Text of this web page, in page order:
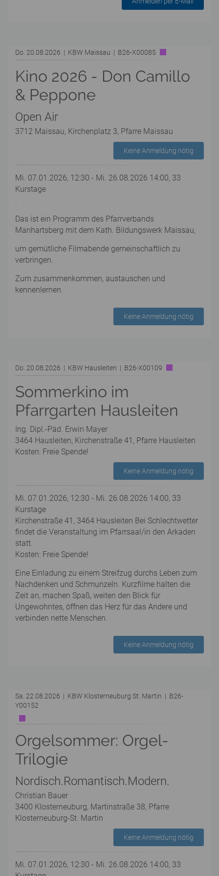
Do. 20.08.2026 | KBW Maissau | B26-X00085
Kino 2026 - Don Camillo
& Peppone
Open Air
3712 Maissau, Kirchenplatz 3, Pfarre Maissau
Keine Anmeldung nötig
Mi. 07.01.2026, 12:30 - Mi. 26.08.2026 14:00, 33
Kurstage
.
Das ist ein Programm des Pfarrverbands
Manhartsberg mit dem Kath. Bildungswerk Maissau,
um gemütliche Filmabende gemeinschaftlich zu
verbringen.
Zum zusammenkommen, austauschen und
kennenlernen.
Keine Anmeldung nötig
Do. 20.08.2026 | KBW Hausleiten | B26-X00109
Sommerkino im
Pfarrgarten Hausleiten
Ing. Dipl.-Päd. Erwin Mayer
3464 Hausleiten, Kirchenstraße 41, Pfarre Hausleiten
Kosten: Freie Spende!
Keine Anmeldung nötig
Mi. 07.01.2026, 12:30 - Mi. 26.08.2026 14:00, 33
Kurstage
Kirchenstraße 41, 3464 Hausleiten Bei Schlechtwetter
findet die Veranstaltung im Pfarrsaal/in den Arkaden
statt.
Kosten: Freie Spende!
Eine Einladung zu einem Streifzug durchs Leben zum
Nachdenken und Schmunzeln. Kurzfilme halten die
Zeit an, machen Spaß, weiten den Blick für
Ungewohntes, öffnen das Herz für das Andere und
verbinden nette Menschen.
Keine Anmeldung nötig
Sa. 22.08.2026 | KBW Klosterneuburg St. Martin | B26-
Y00152
Orgelsommer: Orgel-
Trilogie
Nordisch.Romantisch.Modern.
Christian Bauer
3400 Klosterneuburg, Martinstraße 38, Pfarre
Klosterneuburg-St. Martin
Keine Anmeldung nötig
Mi. 07.01.2026, 12:30 - Mi. 26.08.2026 14:00, 33